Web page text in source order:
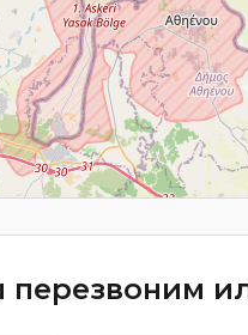
перезвоним